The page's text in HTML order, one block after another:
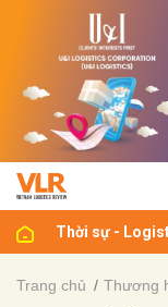
Thời sự -
Trang chủ Thương
luận